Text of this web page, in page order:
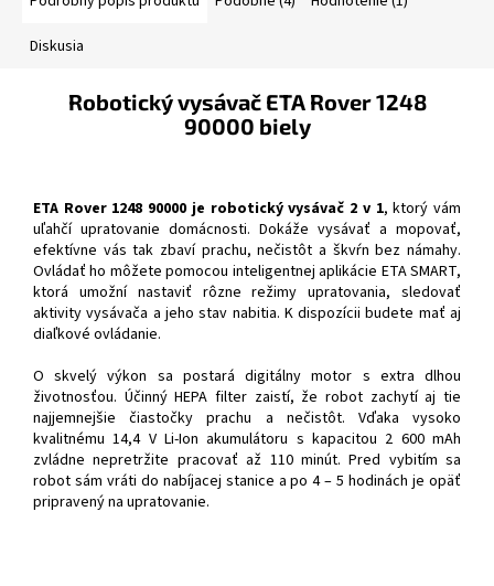
Diskusia
Robotický vysávač ETA Rover 1248
90000 biely
ETA Rover 1248 90000 je robotický vysávač 2 v 1, ktorý vám
uľahčí upratovanie domácnosti. Dokáže vysávať a mopovať,
efektívne vás tak zbaví prachu, nečistôt a škvŕn bez námahy.
Ovládať ho môžete pomocou inteligentnej aplikácie ETA SMART,
ktorá umožní nastaviť rôzne režimy upratovania, sledovať
aktivity vysávača a jeho stav nabitia. K dispozícii budete mať aj
diaľkové ovládanie.
O skvelý výkon sa postará digitálny motor s extra dlhou
životnosťou. Účinný HEPA filter zaistí, že robot zachytí aj tie
najjemnejšie čiastočky prachu a nečistôt. Vďaka vysoko
kvalitnému 14,4 V Li-Ion akumulátoru s kapacitou 2 600 mAh
zvládne nepretržite pracovať až 110 minút. Pred vybitím sa
robot sám vráti do nabíjacej stanice a po 4 – 5 hodinách je opäť
pripravený na upratovanie.